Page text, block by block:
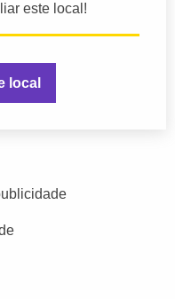
este local!
local